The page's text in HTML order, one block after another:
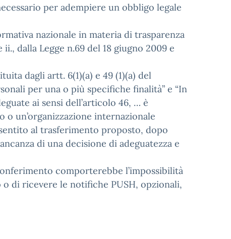
per adempiere un obbligo legale
nazionale in materia di trasparenza
dalla Legge n.69 del 18 giugno 2009 e
dagli artt. 6(1)(a) e 49 (1)(a) del
per una o più specifiche finalità” e “In
ai sensi dell’articolo 46, … è
un’organizzazione internazionale
al trasferimento proposto, dopo
di una decisione di adeguatezza e
comporterebbe l’impossibilità
di ricevere le notifiche PUSH, opzionali,